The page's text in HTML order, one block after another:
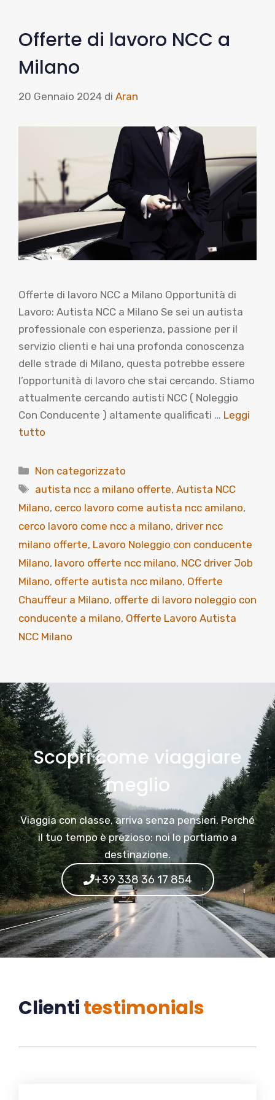
Offerte di lavoro NCC a
Milano
20 Gennaio 2024 di Aran
Offerte di lavoro NCC a Milano Opportunità di
Lavoro: Autista NCC a Milano Se sei un autista
professionale con esperienza, passione per il
servizio clienti e hai una profonda conoscenza
delle strade di Milano, questa potrebbe essere
l’opportunità di lavoro che stai cercando. Stiamo
attualmente cercando autisti NCC ( Noleggio
Con Conducente ) altamente qualificati … Leggi
tutto
Categorie
Non categorizzato
Tag
autista ncc a milano offerte,Autista NCC
Milano, cerco lavoro come autista ncc amilano,
cerco lavoro come ncc a milano, driver ncc
milano offerte, Lavoro Noleggio con conducente
Milano, lavoro offerte ncc milano, NCC driver Job
Milano, offerte autista ncc milano, Offerte
Chauffeur a Milano, offerte di lavoro noleggio con
conducente a milano, Offerte Lavoro Autista
NCC Milano
Scopri come viaggiare
meglio
Viaggia con classe, arriva senza pensieri. Perché
il tuo tempo è prezioso: noi lo portiamo a
destinazione.
+39 338 36 17 854
Clientitestimonials